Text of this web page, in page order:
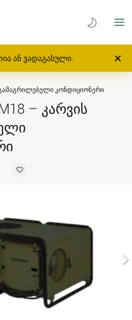
ან ვადაგასული.
ბიზნესი, დანადგარები
გამაგრილებელი კონდიციონერი
– კარვის